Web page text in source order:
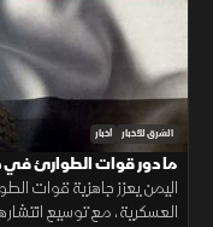
الشرق للأخبار أخبار
ما دور قوات الطوارئ في
اليمن يعزز جاهزية قوات
العسكرية، مع توسيع